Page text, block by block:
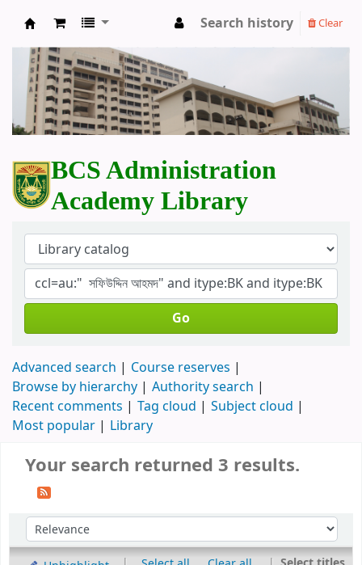
BCS Administration Academy Library
Search history Clear
BCS Administration
Academy Library
Go
Advanced search
Course reserves
Browse by hierarchy
Authority search
Recent comments
Tag cloud
Subject cloud
Most popular
Library
Your search returned 3 results.